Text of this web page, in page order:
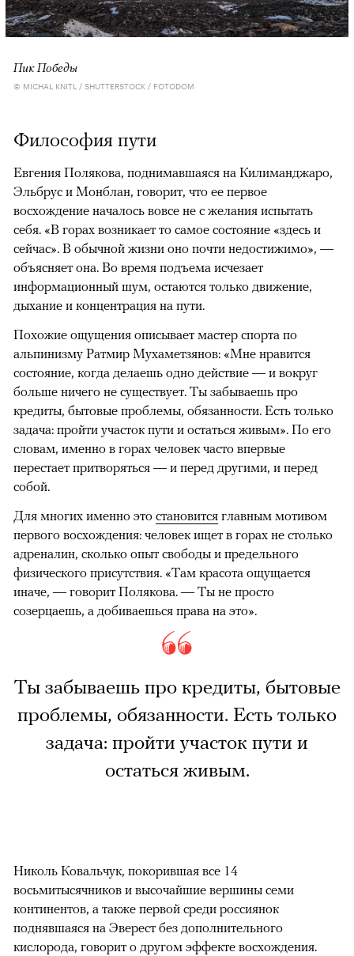
Пик Победы
© MICHAL KNITL / SHUTTERSTOCK / FOTODOM
Философия пути
Евгения Полякова, поднимавшаяся на Килиманджаро,
Эльбрус и Монблан, говорит, что ее первое
восхождение началось вовсе не с желания испытать
себя. «В горах возникает то самое состояние «здесь и
сейчас». В обычной жизни оно почти недостижимо», —
объясняет она. Во время подъема исчезает
информационный шум, остаются только движение,
дыхание и концентрация на пути.
Похожие ощущения описывает мастер спорта по
альпинизму Ратмир Мухаметзянов: «Мне нравится
состояние, когда делаешь одно действие — и вокруг
больше ничего не существует. Ты забываешь про
кредиты, бытовые проблемы, обязанности. Есть только
задача: пройти участок пути и остаться живым». По его
словам, именно в горах человек часто впервые
перестает притворяться — и перед другими, и перед
собой.
Для многих именно это становится главным мотивом
первого восхождения: человек ищет в горах не столько
адреналин, сколько опыт свободы и предельного
физического присутствия. «Там красота ощущается
иначе, — говорит Полякова. — Ты не просто
созерцаешь, а добиваешься права на это».
Ты забываешь про кредиты, бытовые
проблемы, обязанности. Есть только
задача: пройти участок пути и
остаться живым.
Николь Ковальчук, покорившая все 14
восьмитысячников и высочайшие вершины семи
континентов, а также первой среди россиянок
поднявшаяся на Эверест без дополнительного
кислорода, говорит о другом эффекте восхождения.